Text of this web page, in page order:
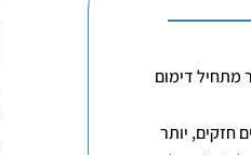
מתחיל דימום
חזקים, יותר